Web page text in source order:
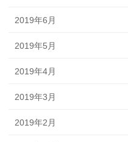
2019年6月
2019年5月
2019年4月
2019年3月
2019年2月